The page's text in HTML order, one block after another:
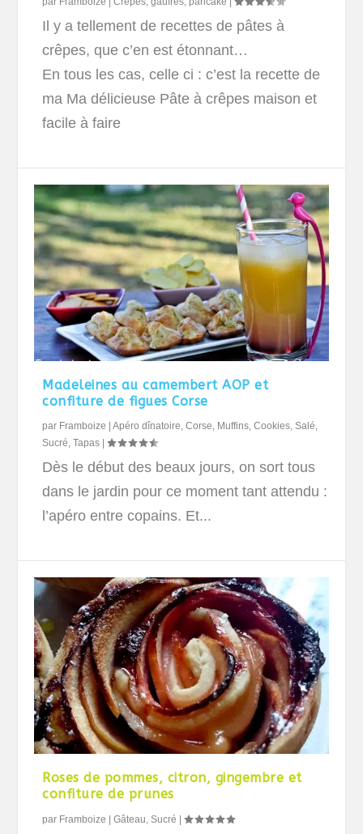
Il y a tellement de recettes de pâtes à
crêpes, que c’en est étonnant…
En tous les cas, celle ci : c’est la recette de
ma Ma délicieuse Pâte à crêpes maison et
facile à faire
Madeleines au camembert AOP et
confiture de figues Corse
par Framboize |Apéro dînatoire,Corse, Muffins, Cookies,Salé,
Sucré,Tapas |
Dès le début des beaux jours, on sort tous
dans le jardin pour ce moment tant attendu :
l’apéro entre copains. Et...
Roses de pommes, citron, gingembre et
confiture de prunes
par Framboize |Gâteau,Sucré |